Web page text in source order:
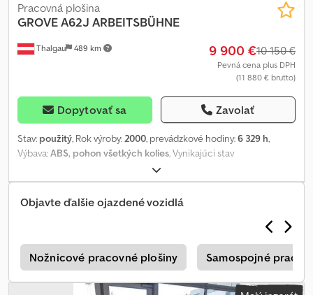
Thalgau 489 km
Pracovná plošina
GROVEA62J ARBEITSBÜHNE
9 900 €10 150 €
Pevná cena plus DPH
(11 880 € brutto)
Dopytovať sa Zavolať
Stav: použitý, Rok výroby:2000, prevádzkové hodiny:6 329 h,
Výbava:ABS, pohon všetkých kolies, Vynikajúci stav
Objavte ďalšie ojazdené vozidlá
Nožnicové pracovné plošiny Samospojné